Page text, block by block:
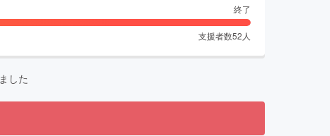
終了
支援者数52 人
した